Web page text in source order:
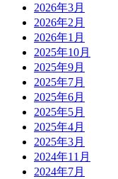
2026年3月
2026年2月
2026年1月
2025年10月
2025年9月
2025年7月
2025年6月
2025年5月
2025年4月
2025年3月
2024年11月
2024年7月